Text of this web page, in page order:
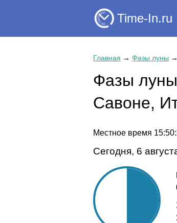
Time-In.ru
Главная → Фазы луны →
Фазы
Савоне,
Местное время
Сегодня, 6